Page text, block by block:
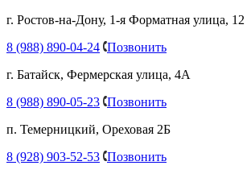
г. Ростов-на-Дону, 1-я Форматная улица, 12
8 (988) 890-04-24 Позвонить
г. Батайск, Фермерская улица, 4А
8 (988) 890-05-23 Позвонить
п. Темерницкий, Ореховая 2Б
8 (928) 903-52-53 Позвонить